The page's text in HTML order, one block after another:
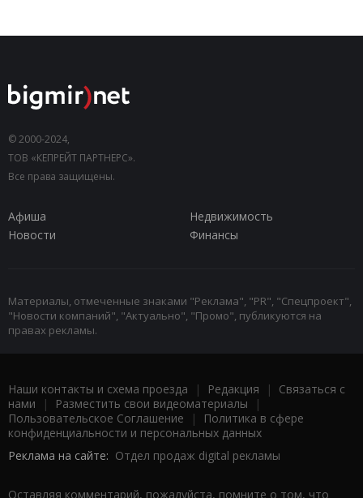
© 2000-2024,
ТОВ «КЕПРЕЙТ ПАРТНЕРС».
Все права защищены.
Афиша
Недвижимость
Новости
Финансы
Материалы, отмеченные знаками "Реклама", "PR", "Спецпроект",
"Новости компаний", "Актуально", "Промо", публикуются на
правах рекламы.
Наши контакты и схема проезда | Редакция | Связаться с
нами | Разместить свои видеоматериалы |
Пользовательское Соглашение |
Политика в сфере
конфиденциальности и персональных данных
Реклама на сайте: Отдел продаж digital рекламы
Оставляя комментарий, пожалуйста, помните о том, что